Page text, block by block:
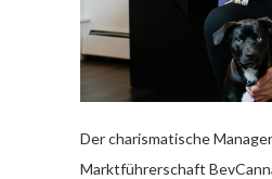
Der charismatische
Marktführerschaft